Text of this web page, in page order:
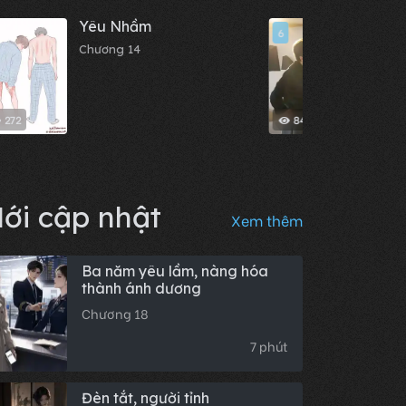
272
Yêu Nhầm
Chương 14
84
6
cập nhật Xem thêm
Ba năm yêu lầm, nàng hóa
thành ánh dương
Chương 18
7 phút
Đèn tắt, người tỉnh